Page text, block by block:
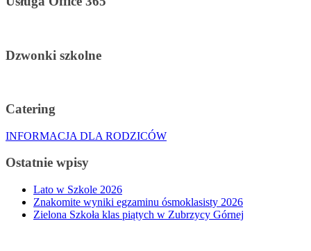
Dzwonki szkolne
Catering
INFORMACJA DLA RODZICÓW
Ostatnie wpisy
Lato w Szkole 2026
Znakomite wyniki egzaminu ósmoklasisty 2026
Zielona Szkoła klas piątych w Zubrzycy Górnej